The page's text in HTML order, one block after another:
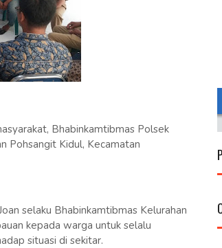
Bhabinkamtibmas Polsek
Pohsangit Kidul, Kecamatan
selaku Bhabinkamtibmas Kelurahan
kepada warga untuk selalu
situasi di sekitar.